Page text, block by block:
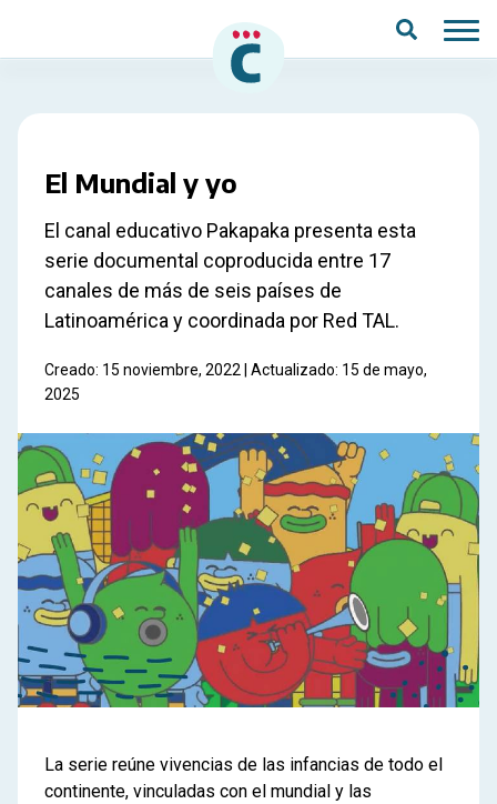
El Mundial y yo
El canal educativo Pakapaka presenta esta
serie documental coproducida entre 17
canales de más de seis países de
Latinoamérica y coordinada por Red TAL.
Creado: 15 noviembre, 2022 | Actualizado: 15 de mayo,
2025
La serie reúne vivencias de las infancias de todo el
continente, vinculadas con el mundial y las